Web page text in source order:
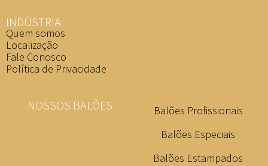
INDÚSTRIA
Quem somos
Localização
Fale Conosco
Política de Privacidade
NOSSOS BALÕES
Balões Profissionais
Balões Especiais
Balões Estampados